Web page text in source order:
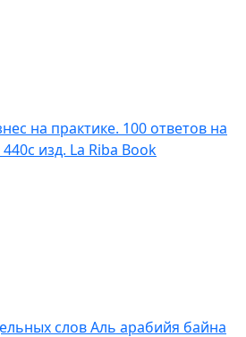
на практике. 100 ответов на
изд. La Riba Book